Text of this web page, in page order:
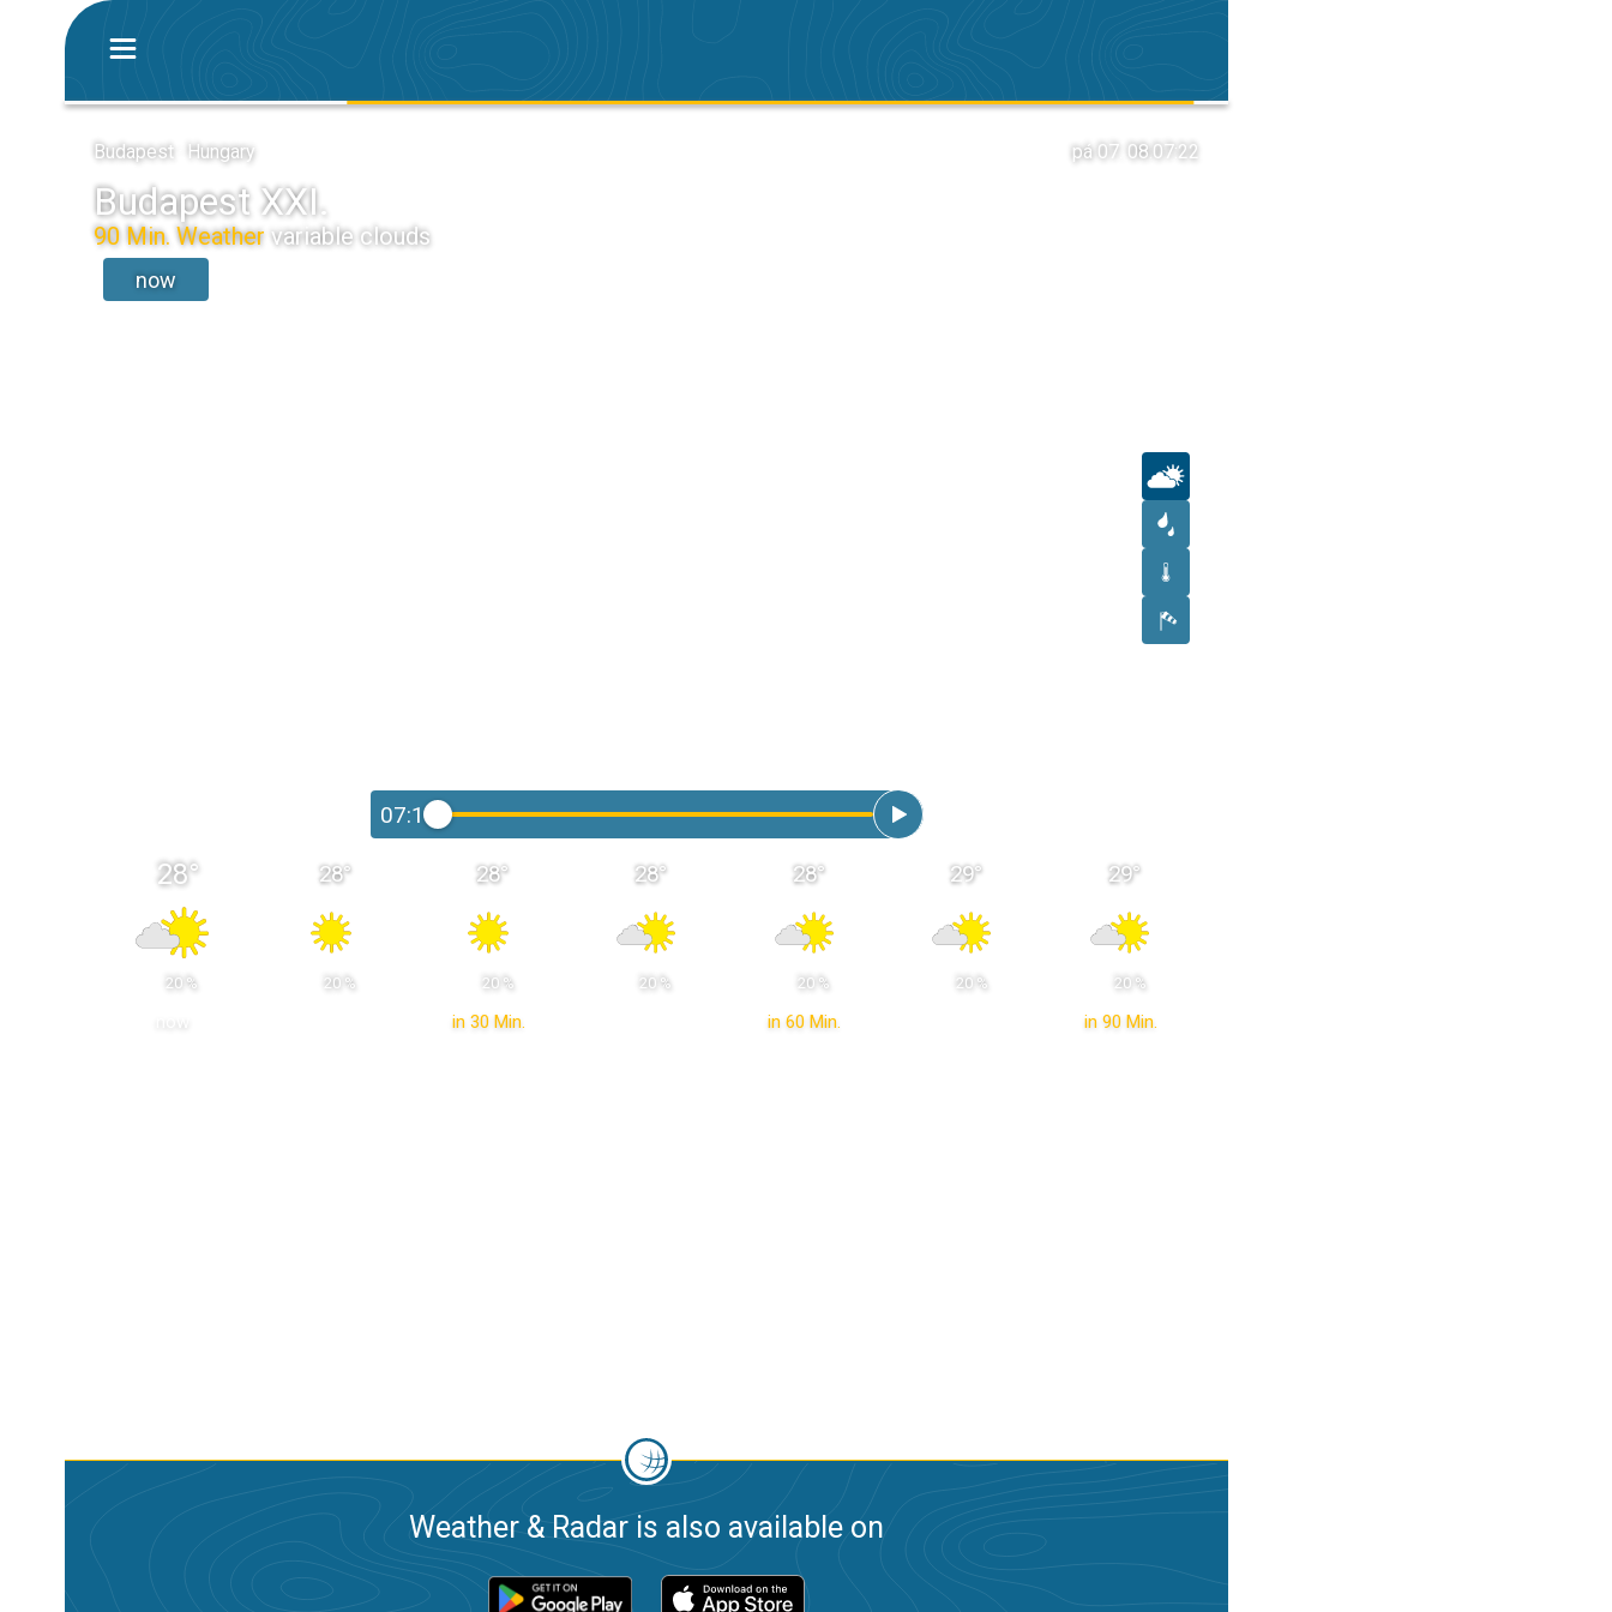
Budapest · Hungary pá 07. 08.07:22
Budapest XXI.
90 Min. Weather variable clouds
now
07:15
28°
20 %
28°
20 %
in 30 Min.
28°
20 %
28°
20 %
in 60 Min.
28°
20 %
29°
20 %
in 90 Min.
29°
20 %
Weather & Radar is also available on